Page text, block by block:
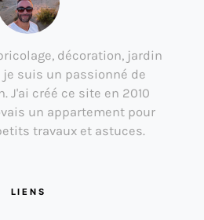
décoration, jardin
je suis un passionné de
J'ai créé ce site en 2010
un appartement pour
travaux et astuces.
LIENS